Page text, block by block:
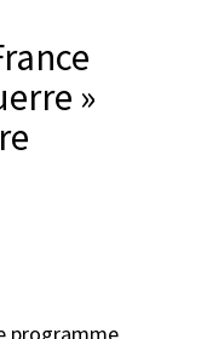
»
programme